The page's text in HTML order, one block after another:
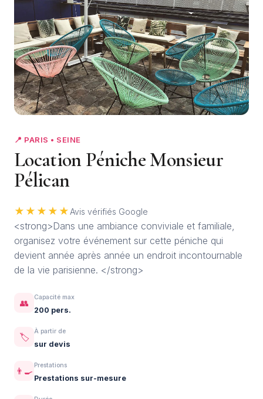
📍 PARIS • SEINE
Location Péniche Monsieur
Pélican
★★★★★ Avis vérifiés Google
<strong>Dans une ambiance conviviale et familiale,
organisez votre événement sur cette péniche qui
devient année après année un endroit incontournable
de la vie parisienne. </strong>
👥 Capacité max
200 pers.
🏷️ À partir de
sur devis
👨‍🍳 Prestations
Prestations sur-mesure